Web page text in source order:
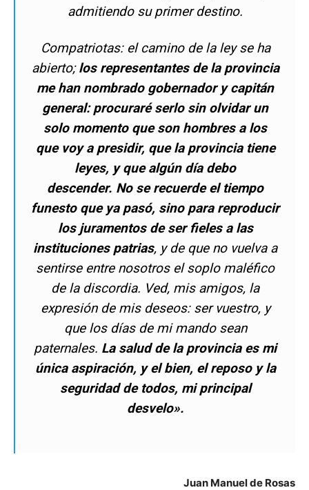
admitiendo su primer destino.
Compatriotas: el camino de la ley se ha
abierto;los representantes de la provincia
me han nombrado gobernador y capitán
general: procuraré serlo sin olvidar un
solo momento que son hombres a los
que voy a presidir, que la provincia tiene
leyes, y que algún día debo
descender. No se recuerde el tiempo
funesto que ya pasó, sino para reproducir
los juramentos de ser fieles a las
instituciones patrias, y de que no vuelva a
sentirse entre nosotros el soplo maléfico
de la discordia. Ved, mis amigos, la
expresión de mis deseos: ser vuestro, y
que los días de mi mando sean
paternales. La salud de la provincia es mi
única aspiración, y el bien, el reposo y la
seguridad de todos, mi principal
desvelo».
Juan Manuel de Rosas